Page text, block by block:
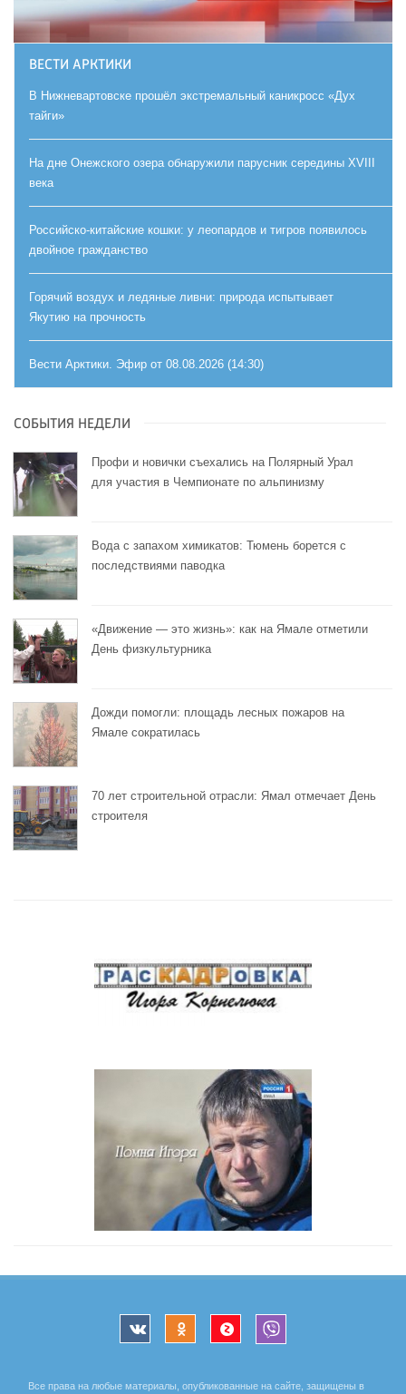
ВЕСТИ АРКТИКИ
В Нижневартовске прошёл экстремальный каникросс «Дух
тайги»
На дне Онежского озера обнаружили парусник середины XVIII
века
Российско-китайские кошки: у леопардов и тигров появилось
двойное гражданство
Горячий воздух и ледяные ливни: природа испытывает
Якутию на прочность
Вести Арктики. Эфир от 08.08.2026 (14:30)
СОБЫТИЯ НЕДЕЛИ
Профи и новички съехались на Полярный Урал
для участия в Чемпионате по альпинизму
Вода с запахом химикатов: Тюмень борется с
последствиями паводка
«Движение — это жизнь»: как на Ямале отметили
День физкультурника
Дожди помогли: площадь лесных пожаров на
Ямале сократилась
70 лет строительной отрасли: Ямал отмечает День
строителя
Все права на любые материалы, опубликованные на сайте, защищены в